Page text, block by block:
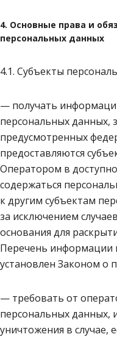
4. Основные права и
персональных данных
4.1. Субъекты
— получать
персональных данных,
предусмотренных
предоставляются
Оператором в
содержаться
к другим субъектам
за исключением
основания для
Перечень информации
установлен Законом о
— требовать от
персональных данных,
уничтожения в случае,